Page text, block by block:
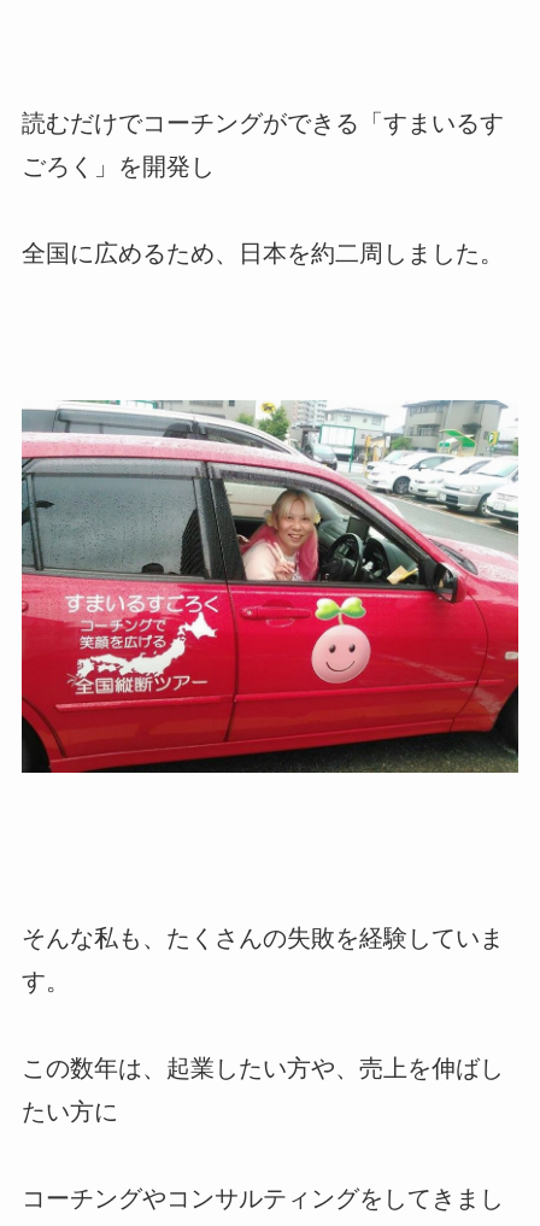
読むだけでコーチングができる「すまいるす
ごろく」を開発し
全国に広めるため、日本を約二周しました。
そんな私も、たくさんの失敗を経験していま
す。
この数年は、起業したい方や、売上を伸ばし
たい方に
コーチングやコンサルティングをしてきまし